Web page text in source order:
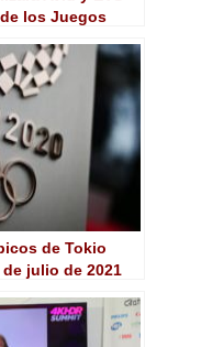
los Juegos
de Tokio
julio de 2021